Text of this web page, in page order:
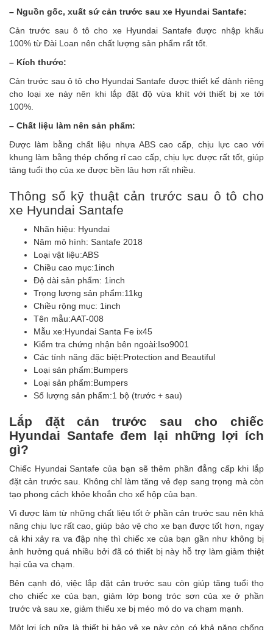
– Nguồn gốc, xuất sứ cản trước sau xe Hyundai Santafe:
Cản trước sau ô tô cho xe Hyundai Santafe được nhập khẩu
100% từ Đài Loan nên chất lượng sản phẩm rất tốt.
– Kích thước:
Cản trước sau ô tô cho Hyundai Santafe được thiết kế dành riêng
cho loại xe này nên khi lắp đặt độ vừa khít với thiết bị xe tới
100%.
– Chất liệu làm nên sản phẩm:
Được làm bằng chất liệu nhựa ABS cao cấp, chịu lực cao với
khung làm bằng thép chống rỉ cao cấp, chịu lực được rất tốt, giúp
tăng tuổi thọ của xe được bền lâu hơn rất nhiều.
Thông số kỹ thuật cản trước sau ô tô cho
xe Hyundai Santafe
Nhãn hiệu: Hyundai
Năm mô hình: Santafe 2018
Loại vật liệu:ABS
Chiều cao mục:1inch
Độ dài sản phẩm: 1 inch
Trọng lượng sản phẩm:11kg
Chiều rộng mục: 1 inch
Tên mẫu:AAT-008
Mẫu xe:Hyundai Santa Fe ix45
Kiểm tra chứng nhận bên ngoài:Iso9001
Các tính năng đặc biệt:Protection and Beautiful
Loại sản phẩm:Bumpers
Loại sản phẩm:Bumpers
Số lượng sản phẩm:1 bộ (trước + sau)
Lắp đặt cản trước sau cho chiếc
Hyundai Santafeđem lại những lợi ích
gì?
Chiếc Hyundai Santafe của bạn sẽ thêm phần đẳng cấp khi lắp
đặt cản trước sau. Không chỉ làm tăng vẻ đẹp sang trọng mà còn
tạo phong cách khỏe khoắn cho xế hộp của bạn.
Vì được làm từ những chất liệu tốt ở phần cản trước sau nên khả
năng chịu lực rất cao, giúp bảo vệ cho xe bạn được tốt hơn, ngay
cả khi xảy ra va đập nhẹ thì chiếc xe của bạn gần như không bị
ảnh hưởng quá nhiều bởi đã có thiết bị này hỗ trợ làm giảm thiệt
hại của va chạm.
Bên cạnh đó, việc lắp đặt cản trước sau còn giúp tăng tuổi thọ
cho chiếc xe của bạn, giảm lớp bong tróc sơn của xe ở phần
trước và sau xe, giảm thiểu xe bị méo mó do va chạm mạnh.
Một lợi ích nữa là thiết bị bảo vệ xe này còn có khả năng chống